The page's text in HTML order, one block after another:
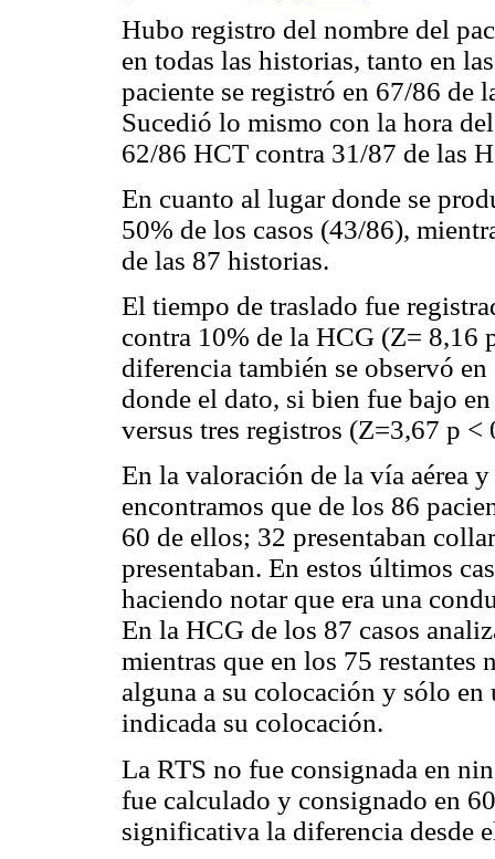
Hubo registro del nombre del
en todas las historias, tanto en
paciente se registró en 67/86 de
Sucedió lo mismo con la hora
62/86 HCT contra 31/87 de las
En cuanto al lugar donde se
50% de los casos (43/86),
de las 87 historias.
El tiempo de traslado fue
contra 10% de la HCG (Z= 8,16
diferencia también se observó
donde el dato, si bien fue bajo
versus tres registros (Z=3,67 p
En la valoración de la vía aérea
encontramos que de los 86
60 de ellos; 32 presentaban
presentaban. En estos últimos
haciendo notar que era una
En la HCG de los 87 casos
mientras que en los 75 restantes
alguna a su colocación y sólo en
indicada su colocación.
La RTS no fue consignada en
fue calculado y consignado en
significativa la diferencia desde